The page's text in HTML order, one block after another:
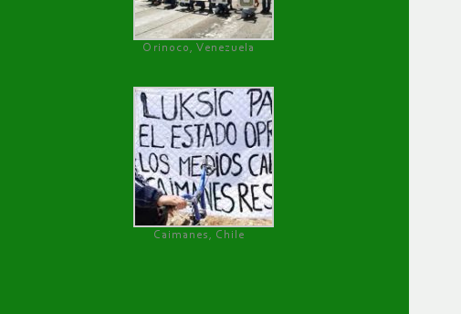
Orinoco, Venezuela
Caimanes, Chile